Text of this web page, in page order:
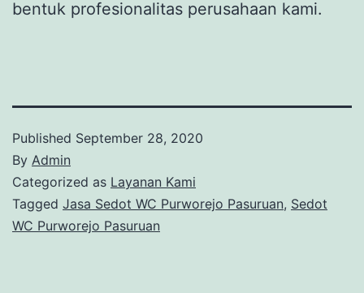
bentuk profesionalitas perusahaan kami.
Published September 28, 2020
By Admin
Categorized as Layanan Kami
Tagged Jasa Sedot WC Purworejo Pasuruan, Sedot
WC Purworejo Pasuruan